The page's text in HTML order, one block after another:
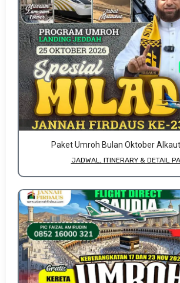
Paket Umroh Bulan Oktober
JADWAL, ITINERARY & DETAIL